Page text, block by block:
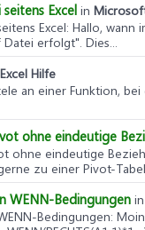
Excel in
Excel: Hallo, wann
erfolgt". Dies...
Hilfe
an einer Funktion,
ohne eindeutige
ohne eindeutige
zu einer Pivot-
WENN-Bedingungen in
Bedingungen: